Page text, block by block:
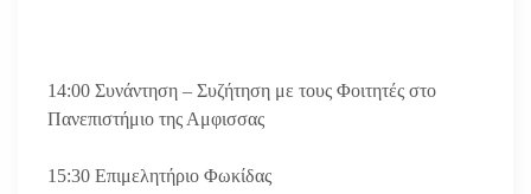
14:00 Συνάντηση – Συζήτηση με τους Φοιτητές στο
Πανεπιστήμιο της Αμφισσας
15:30 Επιμελητήριο Φωκίδας